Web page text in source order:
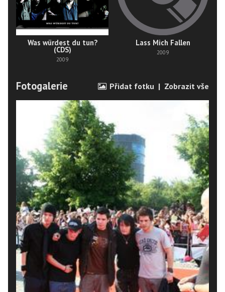
Was würdest du tun?
(CDS)
2009
Lass Mich Fallen
2009
Fotogalerie Přidat fotku | Zobrazit vše